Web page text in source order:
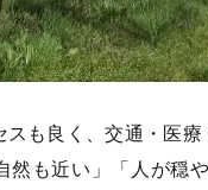
も良く、交通・医療
然も近い」「人が穏